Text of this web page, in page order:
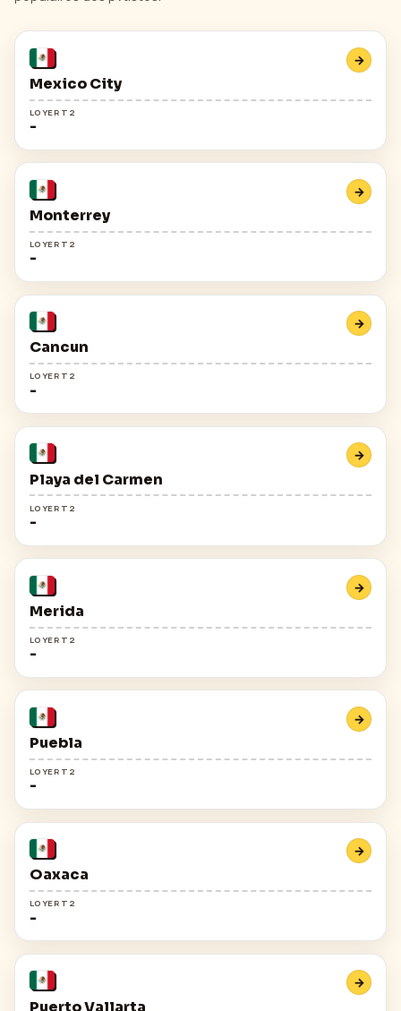
Mexico City
→
LOYER T2
-
Monterrey
→
LOYER T2
-
Cancun
→
LOYER T2
-
Playa del Carmen
→
LOYER T2
-
Merida
→
LOYER T2
-
Puebla
→
LOYER T2
-
Oaxaca
→
LOYER T2
-
Puerto Vallarta
→